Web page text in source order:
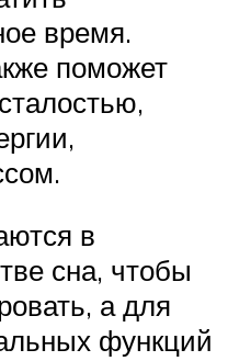
время.
поможет
в
сна, чтобы
а для
функций